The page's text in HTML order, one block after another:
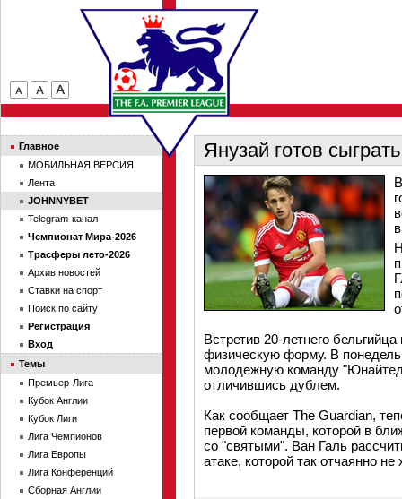
Янузай готов
Встретив 20-летнего
физическую форму. В
молодежную команду
отличившись дублем.
Как сообщает The Guardian,
первой команды, которой в
со "святыми". Ван Галь
атаке, которой так отчаянно
Главное
МОБИЛЬНАЯ ВЕРСИЯ
Лента
JOHNNYBET
Telegram-канал
Чемпионат Мира-2026
Трасферы лето-2026
Архив новостей
Ставки на спорт
Поиск по сайту
Регистрация
Вход
Темы
Премьер-Лига
Кубок Англии
Кубок Лиги
Лига Чемпионов
Лига Европы
Лига Конференций
Сборная Англии